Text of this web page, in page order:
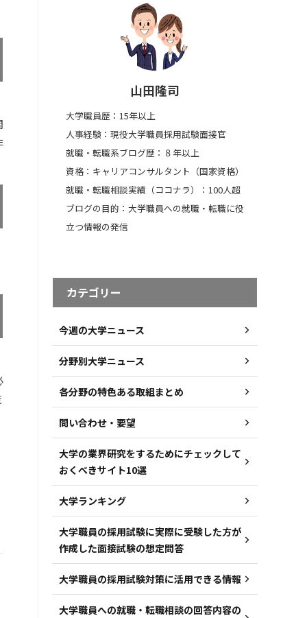
山田隆司
大学職員歴：15年以上
人事経験：現役大学職員採用試験面接官
就職・転職系ブログ歴：８年以上
資格：キャリアコンサルタント（国家資格）
就職・転職相談実績（ココナラ）：100人超
ブログの目的：大学職員への就職・転職に役
立つ情報の発信
カテゴリー
今週の大学ニュース
分野別大学ニュース
各分野の特色ある取組まとめ
問い合わせ・要望
大学の業界研究をするためにチェックして
おくべきサイト10選
大学ランキング
大学職員の採用試験に実際に受験した方が
作成した面接試験の想定問答
大学職員の採用試験対策に活用できる情報
大学職員への就職・転職相談の回答内容の